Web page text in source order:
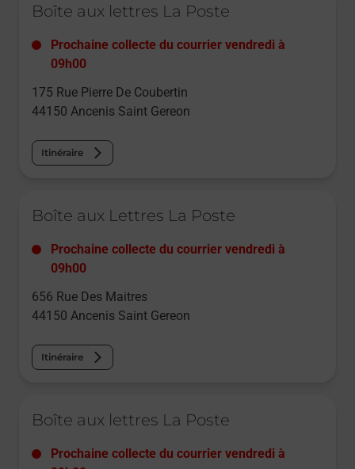
Boîte aux lettres La Poste
Prochaine collecte du courrier vendredi à
09h00
175 Rue Pierre De Coubertin
44150 Ancenis Saint Gereon
Itinéraire
Boîte aux Lettres La Poste
Prochaine collecte du courrier vendredi à
09h00
656 Rue Des Maitres
44150 Ancenis Saint Gereon
Itinéraire
Boîte aux lettres La Poste
Prochaine collecte du courrier vendredi à